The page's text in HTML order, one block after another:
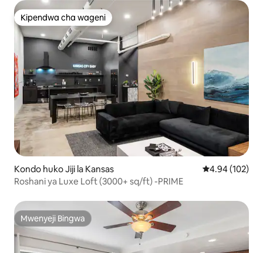
Kipendwa cha wageni
Kipendwa cha wageni
Kondo huko Jiji la Kansas Ukadiriaji wa
4.94 (102)
Roshani ya Luxe Loft (3000+ sq/ft) -PRIME
Mwenyeji Bingwa
Mwenyeji Bingwa